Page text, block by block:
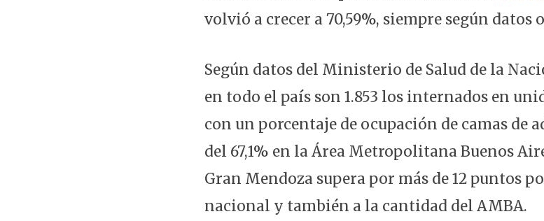
volvió a crecer a 70,59%, siempre según datos
Según datos del Ministerio de Salud de la
en todo el país son 1.853 los internados en
con un porcentaje de ocupación de camas de
del 67,1% en la Área Metropolitana Buenos
Gran Mendoza supera por más de 12 puntos
nacional y también a la cantidad del AMBA.